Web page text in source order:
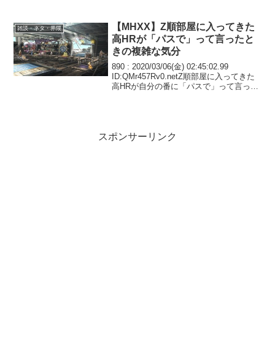
雑談・ネタ・界隈
【MHXX】Z順部屋に入ってきた
高HRが「パスで」って言ったと
きの複雑な気分
890 : 2020/03/06(金) 02:45:02.99
ID:QMr457Rv0.netZ順部屋に入ってきた
高HRが自分の番に「パスで」って言った
スポンサーリンク